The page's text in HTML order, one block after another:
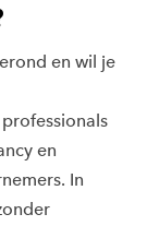
en wil je
en
In